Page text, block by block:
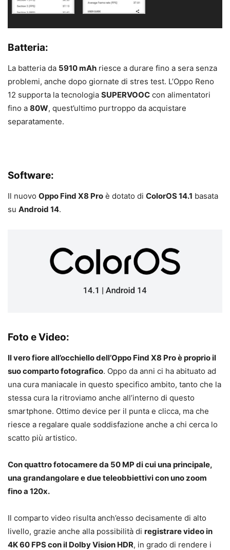
Batteria:
La batteria da 5910 mAh riesce a durare fino a sera senza
problemi, anche dopo giornate di stres test. L’Oppo Reno
12 supporta la tecnologia SUPERVOOC con alimentatori
fino a 80W, quest’ultimo purtroppo da acquistare
separatamente.
Software:
Il nuovo Oppo Find X8 Pro è dotato di ColorOS 14.1 basata
su Android 14.
Foto e Video:
Il vero fiore all’occhiello dell’Oppo Find X8 Pro è proprio il
suo comparto fotografico. Oppo da anni ci ha abituato ad
una cura maniacale in questo specifico ambito, tanto che la
stessa cura la ritroviamo anche all’interno di questo
smartphone. Ottimo device per il punta e clicca, ma che
riesce a regalare quale soddisfazione anche a chi cerca lo
scatto più artistico.
Con quattro fotocamere da 50 MP di cui una principale,
una grandangolare e due teleobbiettivi con uno zoom
fino a 120x.
Il comparto video risulta anch’esso decisamente di alto
livello, grazie anche alla possibilità di registrare video in
4K 60 FPS con il Dolby Vision HDR, in grado di rendere i